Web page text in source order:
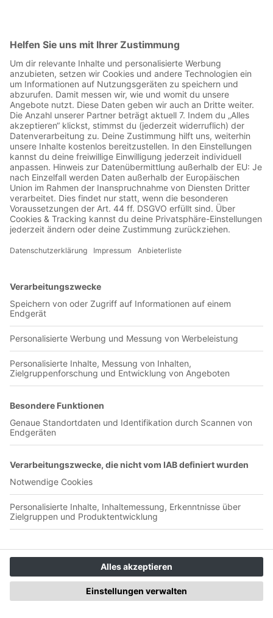
gerne in den Urlaub fährt. Viel Spaß beim Hören!
#81 Arminia-Podcast: Dani Jara
Jetzt in der App abspielen